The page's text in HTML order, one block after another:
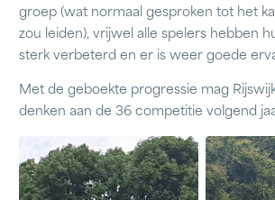
groep (wat normaal gesproken tot het
zou leiden), vrijwel alle spelers hebben
sterk verbeterd en er is weer goede
Met de geboekte progressie mag
denken aan de 36 competitie volgend